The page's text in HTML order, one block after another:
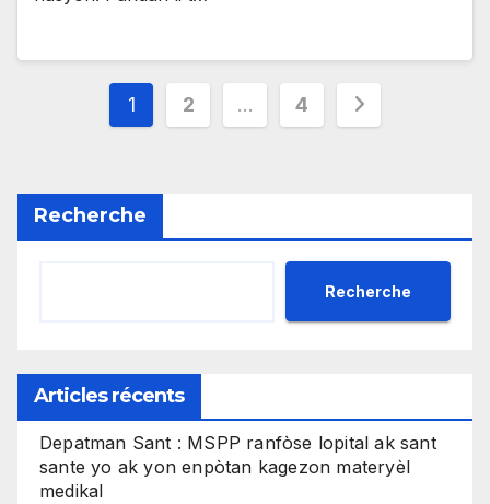
Pagination
publications
1 2 … 4
Recherche
Recherche
Articles récents
Depatman Sant : MSPP ranfòse lopital ak sant
sante yo ak yon enpòtan kagezon materyèl
medikal